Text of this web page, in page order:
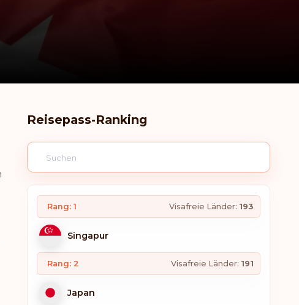
Reisepass-Ranking
Rang: 1 Visafreie Länder: 193
Singapur
Rang: 2 Visafreie Länder: 191
Japan